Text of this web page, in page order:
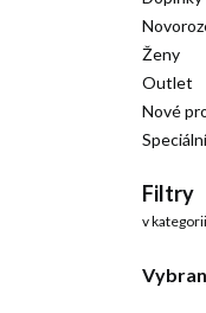
Ženy
Outlet
Nové
Filtry
v